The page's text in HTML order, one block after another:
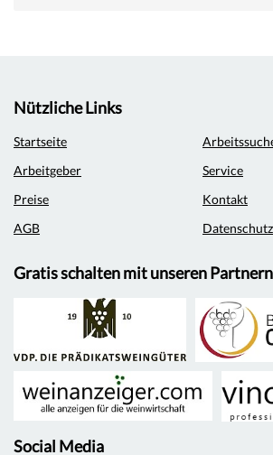
Nützliche Links
Startseite
Arbeitgeber
Service
Preise
Kontakt
AGB
Datenschutz
Gratis schalten mit unseren Partnern
Social Media